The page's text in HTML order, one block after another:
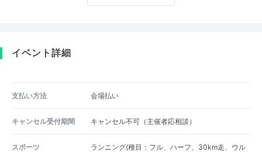
イベント詳細
支払い方法 会場払い
キャンセル受付期間 キャンセル不可（主催者応相談）
スポーツ
ランニング(種目：フル、ハーフ、30km走、ウル